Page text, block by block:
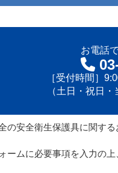
お電話
［受付時間］
（土日・祝日
の安全衛生保護具に関す
ームに必要事項を入力の